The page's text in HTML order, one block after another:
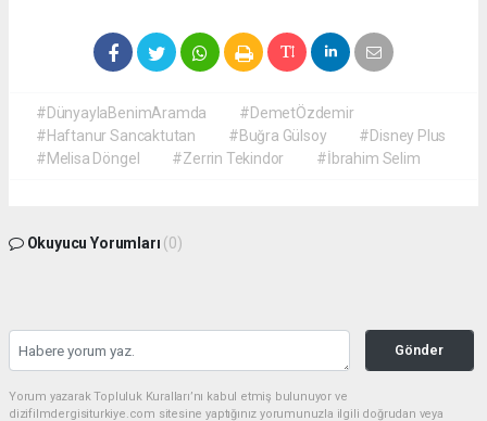
#DünyaylaBenimAramda
#DemetÖzdemir
#Haftanur Sancaktutan
#Buğra Gülsoy
#Disney Plus
#Melisa Döngel
#Zerrin Tekindor #İbrahim Selim
Okuyucu Yorumları (0)
Gönder
Yorum yazarak Topluluk Kuralları’nı kabul etmiş bulunuyor ve
dizifilmdergisiturkiye.com sitesine yaptığınız yorumunuzla ilgili doğrudan veya